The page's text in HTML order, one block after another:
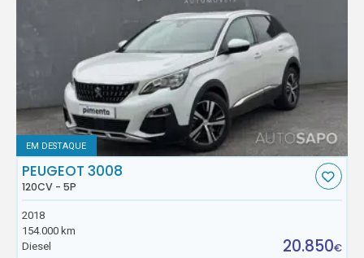
EM DESTAQUE
PEUGEOT 3008
120CV - 5P
2018
154.000 km
Diesel
20.850€